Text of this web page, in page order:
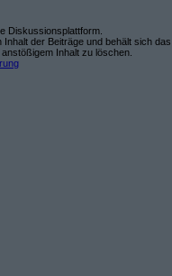
Diskussionsplattform.
der Beiträge und behält sich das
Inhalt zu löschen.